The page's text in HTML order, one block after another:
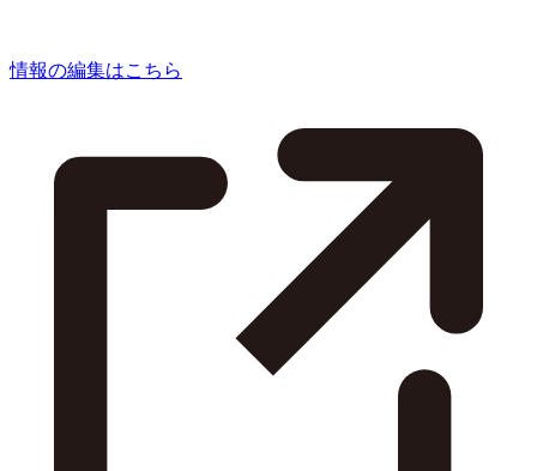
情報の編集はこちら